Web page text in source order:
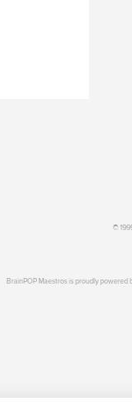
©
BrainPOP Maestros is proudly powered